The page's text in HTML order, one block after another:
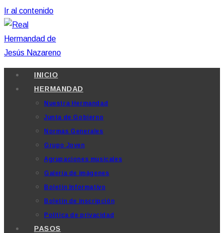
Ir al contenido
INICIO
HERMANDAD
Nuestra Hermandad
Junta de Gobierno
Normas Generales
Grupo Joven
Agrupaciones musicales
Galería de imágenes
Boletín Informativo
Boletín de inscripción
Política de privacidad
PASOS